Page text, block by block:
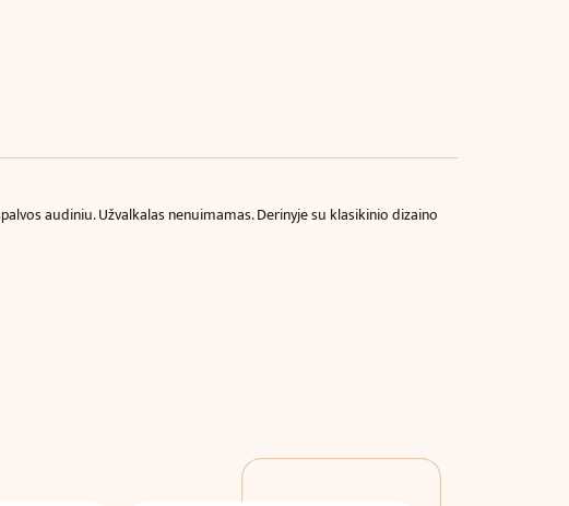
audiniu. Užvalkalas nenuimamas. Derinyje su klasikinio dizaino